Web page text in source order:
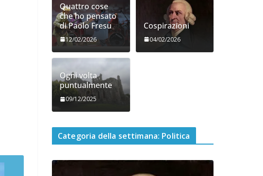
Quattro cose
che ho pensato
di Paolo Fresu
12/02/2026
Cospirazioni
04/02/2026
Ogni volta
puntualmente
09/12/2025
Categoria della settimana: Politica